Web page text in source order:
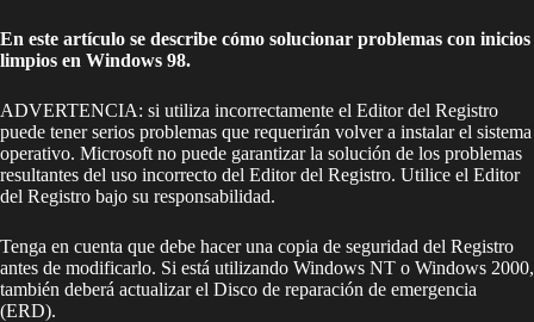
En este artículo se describe cómo solucionar problemas con inicios
limpios en Windows 98.
ADVERTENCIA: si utiliza incorrectamente el Editor del Registro
puede tener serios problemas que requerirán volver a instalar el sistema
operativo. Microsoft no puede garantizar la solución de los problemas
resultantes del uso incorrecto del Editor del Registro. Utilice el Editor
del Registro bajo su responsabilidad.
Tenga en cuenta que debe hacer una copia de seguridad del Registro
antes de modificarlo. Si está utilizando Windows NT o Windows 2000,
también deberá actualizar el Disco de reparación de emergencia
(ERD).